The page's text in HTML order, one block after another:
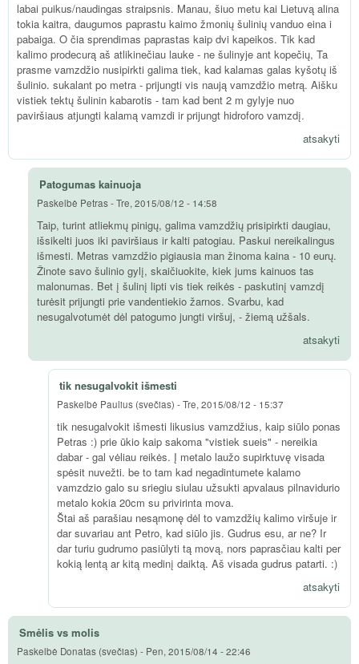
labai puikus/naudingas straipsnis. Manau, šiuo metu kai Lietuvą alina
tokia kaitra, daugumos paprastu kaimo žmonių šulinių vanduo eina i
pabaiga. O čia sprendimas paprastas kaip dvi kapeikos. Tik kad
kalimo prodecurą aš atlikinečiau lauke - ne šulinyje ant kopečių, Ta
prasme vamzdžio nusipirkti galima tiek, kad kalamas galas kyšotų iš
šulinio. sukalant po metra - prijungti vis naują vamzdžio metrą. Aišku
vistiek tektų šulinin kabarotis - tam kad bent 2 m gylyje nuo
paviršiaus atjungti kalamą vamzdi ir prijungt hidroforo vamzdį.
atsakyti
Patogumas kainuoja
Paskelbė Petras-Tre, 2015/08/12 - 14:58
Taip, turint atliekmų pinigų, galima vamzdžių prisipirkti daugiau,
išsikelti juos iki paviršiaus ir kalti patogiau. Paskui nereikalingus
išmesti. Metras vamzdžio pigiausia man žinoma kaina - 10 eurų.
Žinote savo šulinio gylį, skaičiuokite, kiek jums kainuos tas
malonumas. Bet į šulinį lipti vis tiek reikės - paskutinį vamzdį
turėsit prijungti prie vandentiekio žarnos. Svarbu, kad
nesugalvotumėt dėl patogumo jungti viršuj, - žiemą užšals.
atsakyti
tik nesugalvokit išmesti
Paskelbė Paulius (svečias) -Tre, 2015/08/12 - 15:37
tik nesugalvokit išmesti likusius vamzdžius, kaip siūlo ponas
Petras :) prie ūkio kaip sakoma "vistiek sueis" - nereikia
dabar - gal vėliau reikės. Į metalo laužo supirktuvę visada
spėsit nuvežti. be to tam kad negadintumete kalamo
vamzdzio galo su sriegiu siulau užsukti apvalaus pilnavidurio
metalo kokia 20cm su privirinta mova.
Štai aš parašiau nesąmonę dėl to vamzdžių kalimo viršuje ir
dar suvariau ant Petro, kad siūlo jis. Gudrus esu, ar ne? Ir
dar turiu gudrumo pasiūlyti tą movą, nors paprasčiau kalti per
kokią lentą ar kitą medinį daiktą. Aš visada gudrus patarti. :)
atsakyti
Smėlis vs molis
Paskelbė Donatas (svečias) - Pen, 2015/08/14 - 22:46